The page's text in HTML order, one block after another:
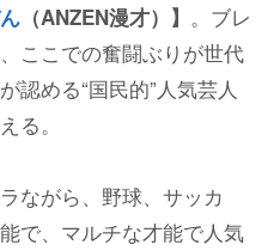
（ANZEN漫才）】 。ブレ
ここでの奮闘ぶりが世代
認める“国民的”人気芸人
る。
ながら、野球、サッカ
で、マルチな才能で人気